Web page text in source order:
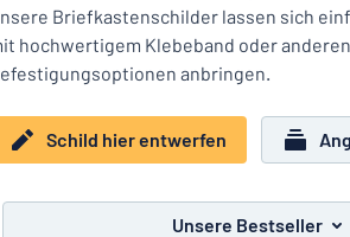
Industrie und Fertigung
Büro & Arbeitsplatz
Alle Kategorien anzeigen
Heim
Kennzeichnung
Namensschilder
Alle Kategorien anzeigen
Angebotsanfrage
Briefkastenschilder lassen sich
hochwertigem Klebeband oder anderen
anbringen.
Schild hier entwerfen
Unsere Bestseller